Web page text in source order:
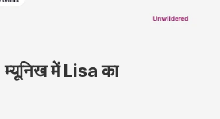
म्यूनिख में Lisa का